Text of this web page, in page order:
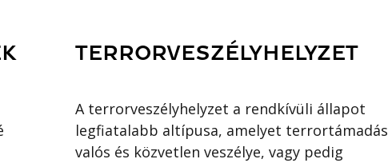
TERRORVESZÉLYHELYZET
A terrorveszélyhelyzet a rendkívüli állapot
legfiatalabb altípusa, amelyet terrortámadás
valós és közvetlen veszélye, vagy pedig